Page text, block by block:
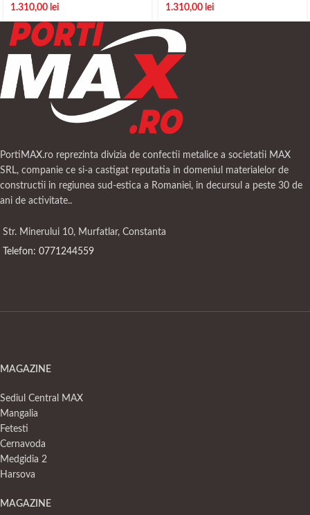
1.310,00 lei 1.310,00 lei
PortiMAX.ro reprezinta divizia de confectii metalice a societatii MAX
SRL, companie ce si-a castigat reputatia in domeniul materialelor de
constructii in regiunea sud-estica a Romaniei, in decursul a peste 30 de
ani de activitate..
Str. Minerului 10, Murfatlar, Constanta
Telefon: 0771244559
MAGAZINE
Sediul Central MAX
Mangalia
Fetesti
Cernavoda
Medgidia 2
Harsova
MAGAZINE